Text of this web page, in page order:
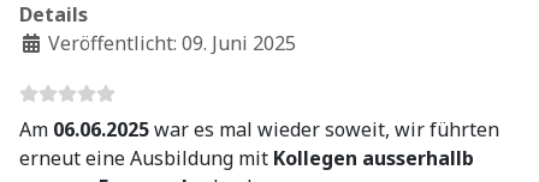
Details
Veröffentlicht: 09. Juni 2025
Am 06.06.2025war es mal wieder soweit, wir führten
erneut eine Ausbildung mit Kollegen ausserhallb